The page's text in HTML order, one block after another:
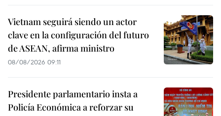
Vietnam seguirá siendo un actor
clave en la configuración del futuro
de ASEAN, afirma ministro
08/08/2026 09:11
Presidente parlamentario insta a
Policía Económica a reforzar su